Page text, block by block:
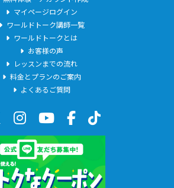
マイページログイン
ワールドトーク講師一覧
ワールドトークとは
お客様の声
レッスンまでの流れ
料金とプランのご案内
よくあるご質問